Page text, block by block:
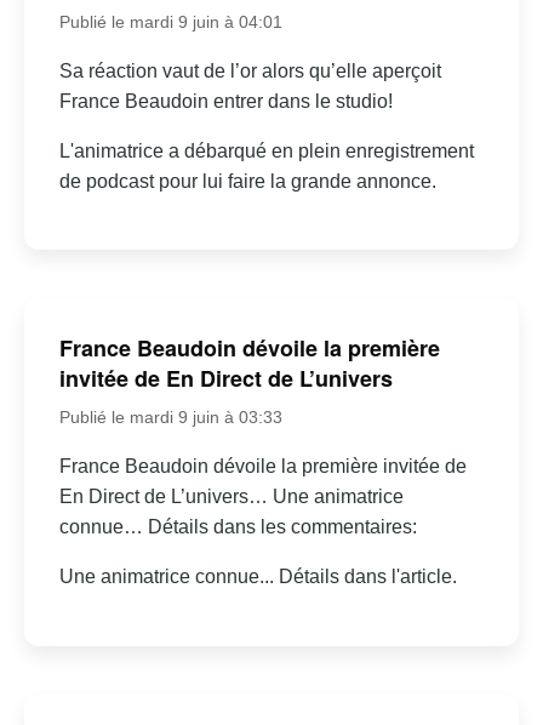
Publié le mardi 9 juin à 04:01
Sa réaction vaut de l’or alors qu’elle aperçoit
France Beaudoin entrer dans le studio!
L'animatrice a débarqué en plein enregistrement
de podcast pour lui faire la grande annonce.
France Beaudoin dévoile la première
invitée de En Direct de L’univers
Publié le mardi 9 juin à 03:33
France Beaudoin dévoile la première invitée de
En Direct de L’univers… Une animatrice
connue… Détails dans les commentaires:
Une animatrice connue... Détails dans l'article.